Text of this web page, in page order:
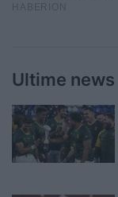
Ultime news